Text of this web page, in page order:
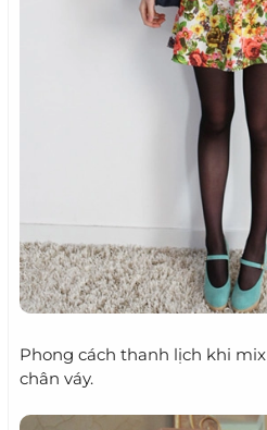
Phong cách thanh lịch khi
chân váy.